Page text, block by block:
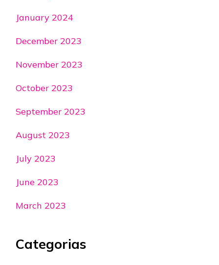
January 2024
December 2023
November 2023
October 2023
September 2023
August 2023
July 2023
June 2023
March 2023
Categorias